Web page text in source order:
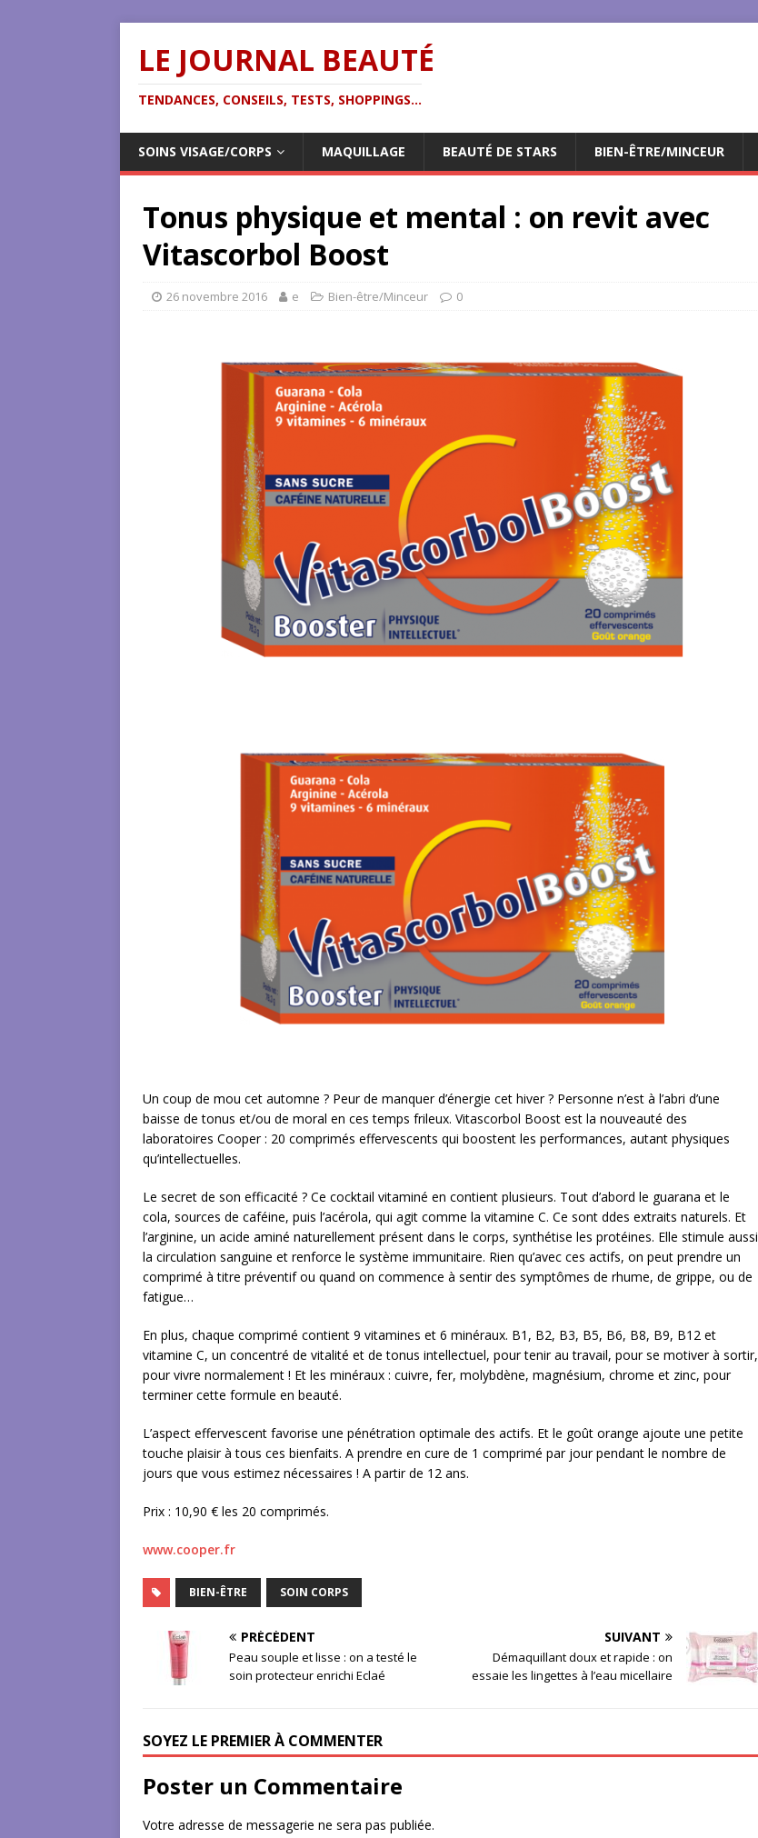
LE JOURNAL BEAUTÉ
TENDANCES, CONSEILS, TESTS, SHOPPINGS...
SOINS VISAGE/CORPS MAQUILLAGE BEAUTÉ DE STARS BIEN-ÊTRE/MINCEUR
Tonus physique et mental : on revit avec
Vitascorbol Boost
26 novembre 2016 e Bien-être/Minceur 0
Un coup de mou cet automne ? Peur de manquer d’énergie cet hiver ? Personne n’est à l’abri d’une
baisse de tonus et/ou de moral en ces temps frileux. Vitascorbol Boost est la nouveauté des
laboratoires Cooper : 20 comprimés effervescents qui boostent les performances, autant physiques
qu’intellectuelles.
Le secret de son efficacité ? Ce cocktail vitaminé en contient plusieurs. Tout d’abord le guarana et le
cola, sources de caféine, puis l’acérola, qui agit comme la vitamine C. Ce sont ddes extraits naturels. Et
l’arginine, un acide aminé naturellement présent dans le corps, synthétise les protéines. Elle stimule aussi
la circulation sanguine et renforce le système immunitaire. Rien qu’avec ces actifs, on peut prendre un
comprimé à titre préventif ou quand on commence à sentir des symptômes de rhume, de grippe, ou de
fatigue…
En plus, chaque comprimé contient 9 vitamines et 6 minéraux. B1, B2, B3, B5, B6, B8, B9, B12 et
vitamine C, un concentré de vitalité et de tonus intellectuel, pour tenir au travail, pour se motiver à sortir,
pour vivre normalement ! Et les minéraux : cuivre, fer, molybdène, magnésium, chrome et zinc, pour
terminer cette formule en beauté.
L’aspect effervescent favorise une pénétration optimale des actifs. Et le goût orange ajoute une petite
touche plaisir à tous ces bienfaits. A prendre en cure de 1 comprimé par jour pendant le nombre de
jours que vous estimez nécessaires ! A partir de 12 ans.
Prix : 10,90 € les 20 comprimés.
www.cooper.fr
BIEN-ÊTRE SOIN CORPS
PRÉCÉDENT
Peau souple et lisse : on a testé le
soin protecteur enrichi Eclaé
SUIVANT
Démaquillant doux et rapide : on
essaie les lingettes à l’eau micellaire
SOYEZ LE PREMIER À COMMENTER
Poster un Commentaire
Votre adresse de messagerie ne sera pas publiée.